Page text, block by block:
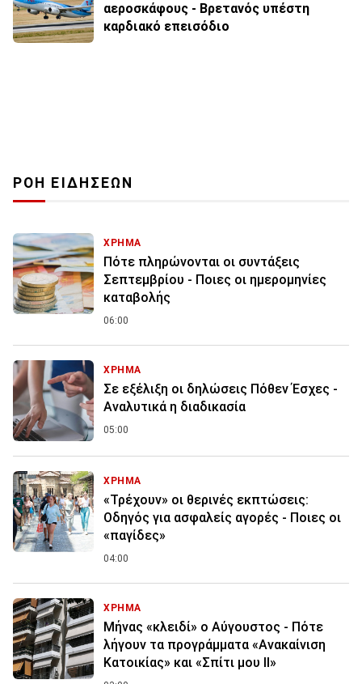
αεροσκάφους - Βρετανός υπέστη
καρδιακό επεισόδιο
ΡΟΗ ΕΙΔΗΣΕΩΝ
ΧΡΗΜΑ
Πότε πληρώνονται οι συντάξεις
Σεπτεμβρίου - Ποιες οι ημερομηνίες
καταβολής
06:00
ΧΡΗΜΑ
Σε εξέλιξη οι δηλώσεις Πόθεν Έσχες -
Αναλυτικά η διαδικασία
05:00
ΧΡΗΜΑ
«Τρέχουν» οι θερινές εκπτώσεις:
Οδηγός για ασφαλείς αγορές - Ποιες οι
«παγίδες»
04:00
ΧΡΗΜΑ
Μήνας «κλειδί» ο Αύγουστος - Πότε
λήγουν τα προγράμματα «Ανακαίνιση
Κατοικίας» και «Σπίτι μου ΙΙ»